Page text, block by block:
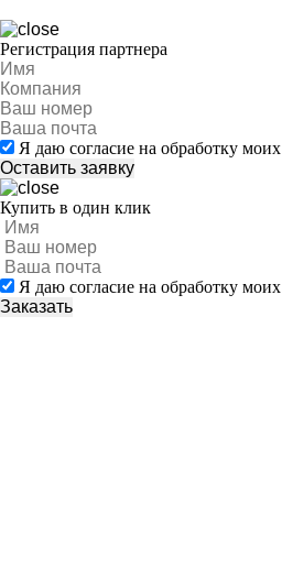
Регистрация партнера
Я даю согласие на обработку
Купить в один клик
Я даю согласие на обработку